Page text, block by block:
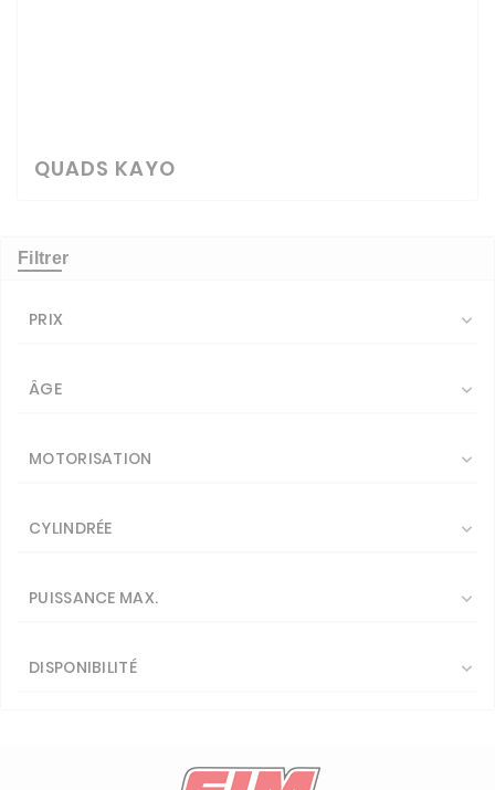
QUADS KAYO
Filtrer
PRIX 
ÂGE 
MOTORISATION 
CYLINDRÉE 
PUISSANCE MAX. 
DISPONIBILITÉ 